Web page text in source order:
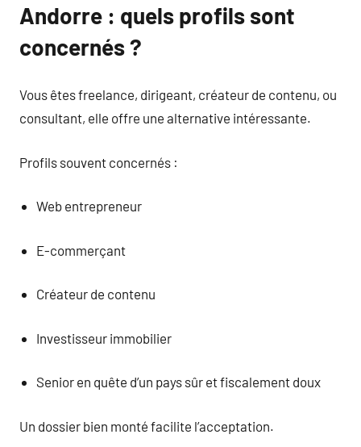
Andorre : quels profils sont
concernés ?
Vous êtes freelance, dirigeant, créateur de contenu, ou
consultant, elle offre une alternative intéressante.
Profils souvent concernés :
Web entrepreneur
E-commerçant
Créateur de contenu
Investisseur immobilier
Senior en quête d’un pays sûr et fiscalement doux
Un dossier bien monté facilite l’acceptation.